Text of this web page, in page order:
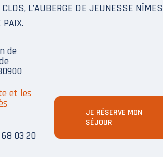
L’AUBERGE DE JEUNESSE NÎMES
de
et les
03 20
JE RÉSERVE MON
SÉJOUR